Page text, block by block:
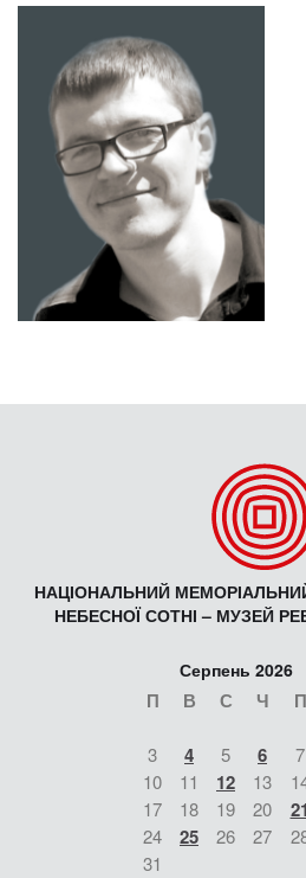
НАЦІОНАЛЬНИЙ
НЕБЕСНОЇ СОТНІ – МУЗЕЙ
Серпень 2026
П В С Ч П
3 4 5 6 7
10
11 12 13
17
18 19 20 21
24
25 26 27
31